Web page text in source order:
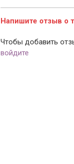
Напишите отзыв о
Чтобы добавить
войдите